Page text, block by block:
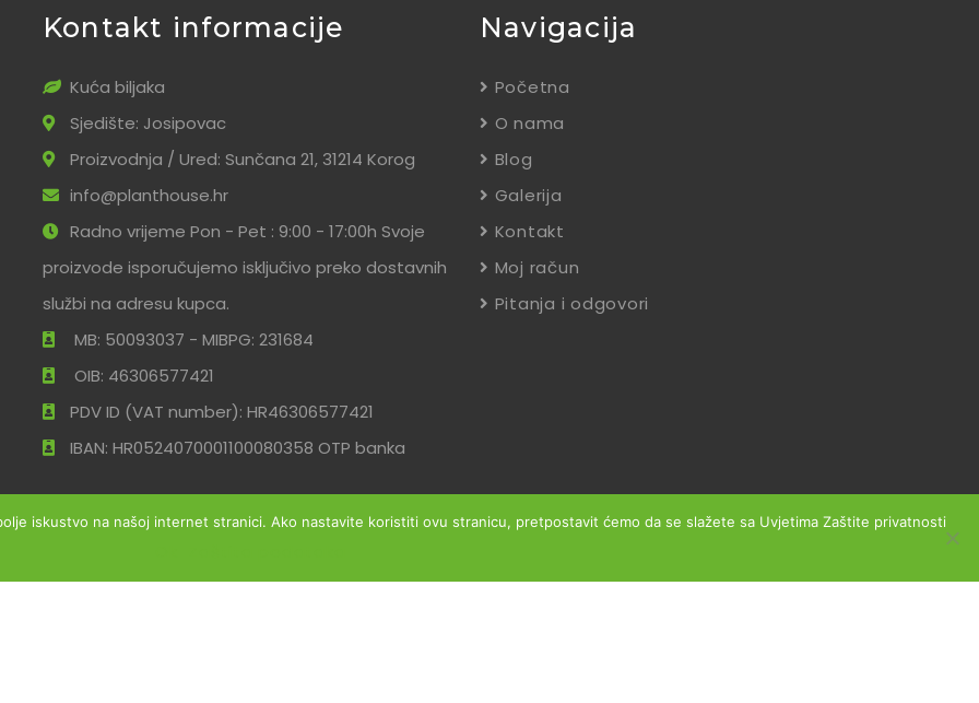
Kontakt informacije
Kuća biljaka
Sjedište: Josipovac
Proizvodnja / Ured: Sunčana 21, 31214 Korog
info@planthouse.hr
Radno vrijeme Pon - Pet : 9:00 - 17:00h Svoje
proizvode isporučujemo isključivo preko dostavnih
službi na adresu kupca.
MB: 50093037 - MIBPG: 231684
OIB: 46306577421
PDV ID (VAT number): HR46306577421
IBAN: HR0524070001100080358 OTP banka
Navigacija
Početna
O nama
Blog
Galerija
Kontakt
Moj račun
Pitanja i odgovori
iskustvo na našoj internet stranici. Ako nastavite koristiti ovu stranicu, pretpostavit ćemo da se slažete sa Uvjetima Zaštite privatnosti